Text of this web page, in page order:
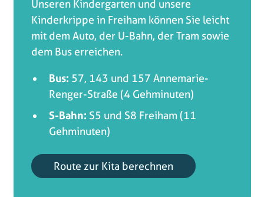
Unseren Kindergarten und unsere
Kinderkrippe in Freiham können Sie leicht
mit dem Auto, der U-Bahn, der Tram sowie
dem Bus erreichen.
Bus: 57, 143 und 157 Annemarie-
Renger-Straße (4 Gehminuten)
S-Bahn: S5 und S8 Freiham (11
Gehminuten)
Route zur Kita berechnen